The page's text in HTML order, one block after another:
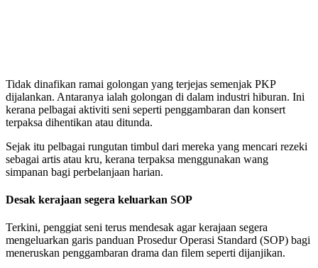
Tidak dinafikan ramai golongan yang terjejas semenjak PKP
dijalankan. Antaranya ialah golongan di dalam industri hiburan. Ini
kerana pelbagai aktiviti seni seperti penggambaran dan konsert
terpaksa dihentikan atau ditunda.
Sejak itu pelbagai rungutan timbul dari mereka yang mencari rezeki
sebagai artis atau kru, kerana terpaksa menggunakan wang
simpanan bagi perbelanjaan harian.
Desak kerajaan segera keluarkan SOP
Terkini, penggiat seni terus mendesak agar kerajaan segera
mengeluarkan garis panduan Prosedur Operasi Standard (SOP) bagi
meneruskan penggambaran drama dan filem seperti dijanjikan.